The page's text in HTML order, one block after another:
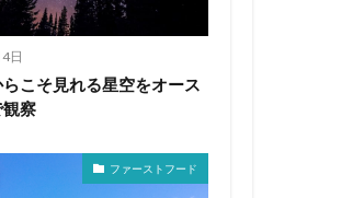
日
こそ見れる星空をオース
観察
ファーストフード